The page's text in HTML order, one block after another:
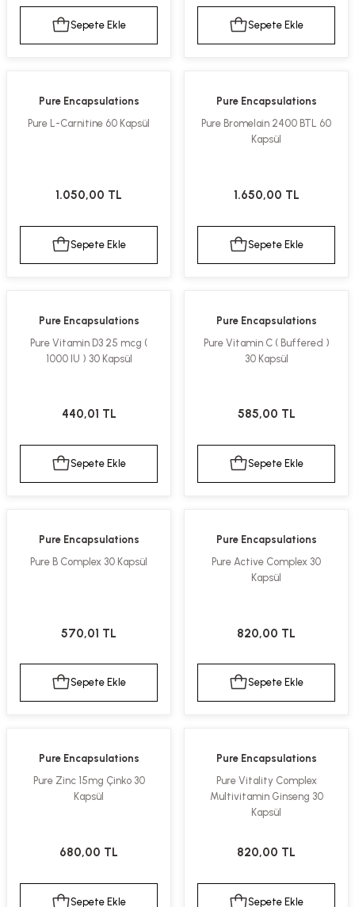
Sepete Ekle Sepete Ekle
Pure Encapsulations
Pure L-Carnitine 60 Kapsül
1.050,00 TL
Sepete Ekle
Pure Encapsulations
Pure Bromelain 2400 BTL 60
Kapsül
1.650,00 TL
Sepete Ekle
Pure Encapsulations
Pure Vitamin D3 25 mcg (
1000 IU ) 30 Kapsül
440,01 TL
Sepete Ekle
Pure Encapsulations
Pure Vitamin C ( Buffered )
30 Kapsül
585,00 TL
Sepete Ekle
Pure Encapsulations
Pure B Complex 30 Kapsül
570,01 TL
Sepete Ekle
Pure Encapsulations
Pure Active Complex 30
Kapsül
820,00 TL
Sepete Ekle
Pure Encapsulations
Pure Zinc 15mg Çinko 30
Kapsül
680,00 TL
Sepete Ekle
Pure Encapsulations
Pure Vitality Complex
Multivitamin Ginseng 30
Kapsül
820,00 TL
Sepete Ekle